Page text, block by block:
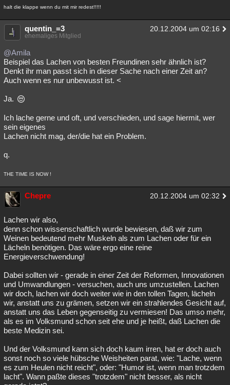
halt die klappe wenn du mit mir redest!!!!!
quentin_=3 20.12.2004 um 02:16
ehemaliges Mitglied
@Amila
Beispiel das Lachen von besten Freundinen sehr ähnlich ist?
Denkt ihr man passt sich in dieser Sache nach einer Zeit an?
Auch wenn es nur unbewusst ist. <
Ja.
Ich lache gerne und oft, und verschieden, und sage hiermit, wer
sein eigenes
Lachen nicht mag, der/die hat ein Problem.
q.
THE TIME IS NOW !
Chepre 20.12.2004 um 02:32
Lachen wir also,
denn schon wissenschaftlich wurde bewiesen, daß wir zum
Weinen bedeutend mehr Muskeln als zum Lachen oder für ein
Lächeln benötigen. Das wäre ergo eine reine
Energieverschwendung!
Dabei sollten wir - gerade in einer Zeit der Reformen, Innovationen
und Umwandlungen - versuchen, auch uns umzustellen. Lachen
wir doch, lachen wir doch weiter wie in den tollen Tagen, lächeln
wir, anstatt uns zu grämen, setzen wir ein strahlendes Gesicht auf,
anstatt uns das Leben gegenseitig zu vermiesen! Das umso mehr,
als es im Volksmund schon seit ehe und je heißt, daß Lachen die
beste Medizin sei.
Und der Volksmund kann sich doch kaum irren, hat er doch auch
sonst noch so viele hübsche Weisheiten parat, wie: "Lache, wenn
es zum Heulen nicht reicht", oder: "Humor ist, wenn man trotzdem
lacht". Wann paßte dieses "trotzdem" nicht besser, als nicht